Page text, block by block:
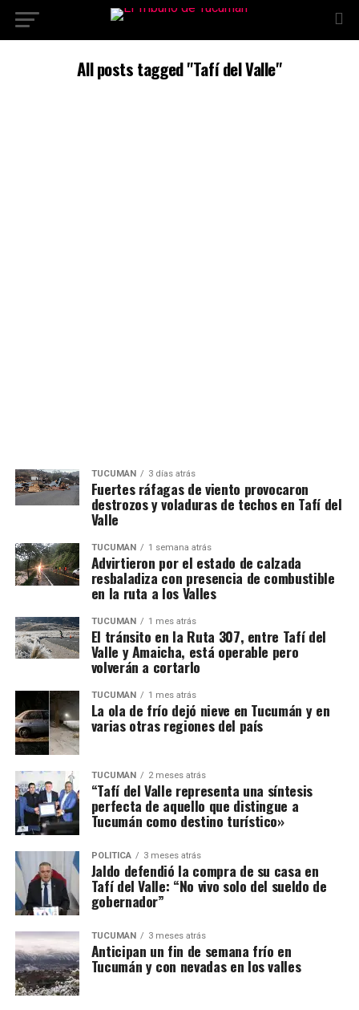
All posts tagged "Tafí del Valle"
TUCUMÁN 3 días atrás
Fuertes ráfagas de viento provocaron
destrozos y voladuras de techos en Tafí del
Valle
TUCUMÁN 1 semana atrás
Advirtieron por el estado de calzada
resbaladiza con presencia de combustible
en la ruta a los Valles
TUCUMÁN 1 mes atrás
El tránsito en la Ruta 307, entre Tafí del
Valle y Amaicha, está operable pero
volverán a cortarlo
TUCUMÁN 1 mes atrás
La ola de frío dejó nieve en Tucumán y en
varias otras regiones del país
TUCUMÁN 2 meses atrás
“Tafí del Valle representa una síntesis
perfecta de aquello que distingue a
Tucumán como destino turístico»
POLÍTICA 3 meses atrás
Jaldo defendió la compra de su casa en
Tafí del Valle: “No vivo solo del sueldo de
gobernador”
TUCUMÁN 3 meses atrás
Anticipan un fin de semana frío en
Tucumán y con nevadas en los valles